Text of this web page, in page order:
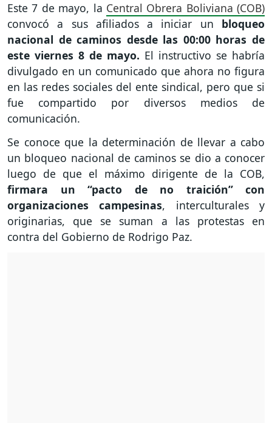
Este 7 de mayo, la Central Obrera Boliviana (COB)
convocó a sus afiliados a iniciar un bloqueo
nacional de caminos desde las 00:00 horas de
este viernes 8 de mayo. El instructivo se habría
divulgado en un comunicado que ahora no figura
en las redes sociales del ente sindical, pero que si
fue compartido por diversos medios de
comunicación.
Se conoce que la determinación de llevar a cabo
un bloqueo nacional de caminos se dio a conocer
luego de que el máximo dirigente de la COB,
firmara un “pacto de no traición” con
organizaciones campesinas, interculturales y
originarias, que se suman a las protestas en
contra del Gobierno de Rodrigo Paz.